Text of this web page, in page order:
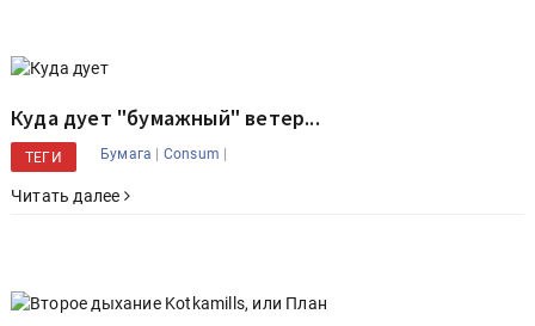
Куда дует "бумажный" ветер...
ТЕГИ Бумага | Consum |
Читать далее